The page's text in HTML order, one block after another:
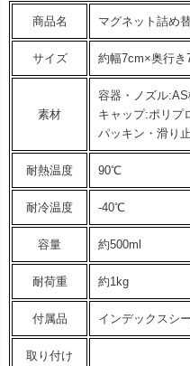
商品名 マグネット詰め
サイズ 約幅7cm×奥行
素材
容器・ノズル
キャップ:ポリプ
パッキン・滑り
耐熱温度 90℃
耐冷温度 -40℃
容量 約500ml
耐荷重 約1kg
付属品 インデックスシ
取り付け